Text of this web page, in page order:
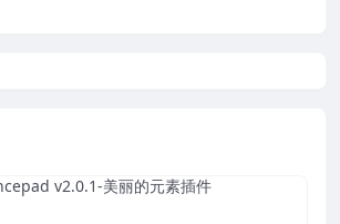
v2.0.1-美丽的元素插件